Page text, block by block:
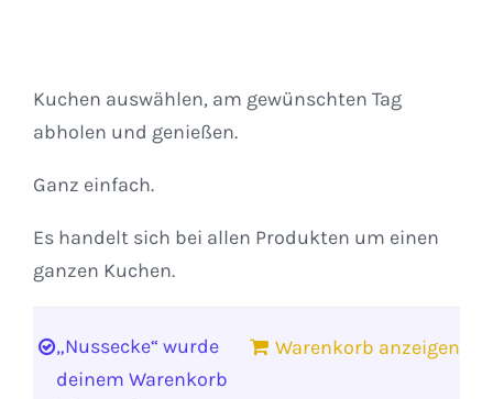
Kuchen auswählen, am gewünschten Tag
abholen und genießen.
Ganz einfach.
Es handelt sich bei allen Produkten um einen
ganzen Kuchen.
Warenkorb anzeigen
„Nussecke“ wurde
deinem Warenkorb